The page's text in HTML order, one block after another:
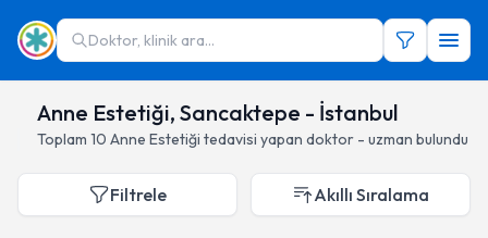
Doktor, klinik ara...
Anne Estetiği, Sancaktepe - İstanbul
Toplam 10 Anne Estetiği tedavisi yapan doktor - uzman bulundu
Filtrele Akıllı Sıralama